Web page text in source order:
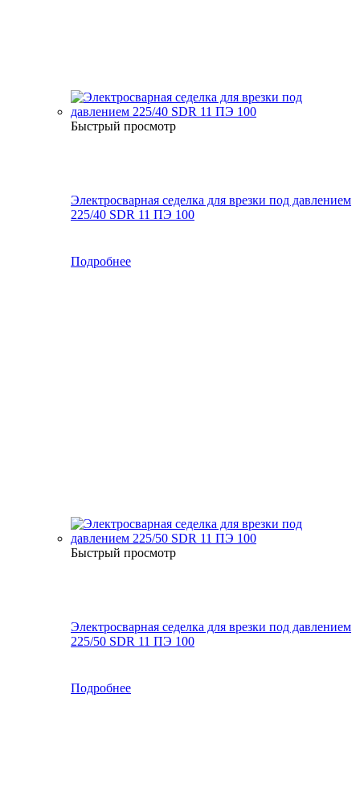
Быстрый просмотр
Электросварная седелка для врезки под давлением
225/40 SDR 11 ПЭ 100
Подробнее
Быстрый просмотр
Электросварная седелка для врезки под давлением
225/50 SDR 11 ПЭ 100
Подробнее